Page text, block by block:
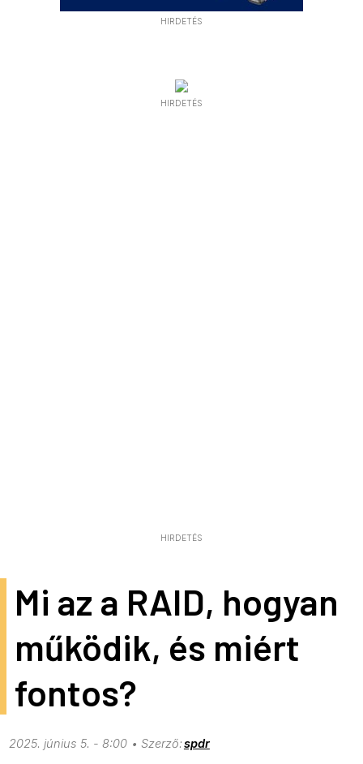
HIRDETÉS
HIRDETÉS
HIRDETÉS
Mi az a RAID, hogyan
működik, és miért
fontos?
2025. június 5. - 8:00 spdr